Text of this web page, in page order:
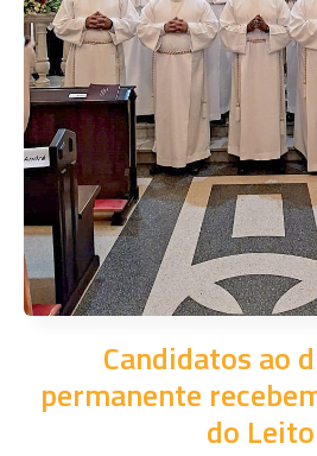
Candidatos ao
permanente
do